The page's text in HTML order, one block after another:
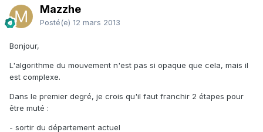
Mazzhe
Posté(e) 12 mars 2013
Bonjour,
L'algorithme du mouvement n'est pas si opaque que cela, mais il
est complexe.
Dans le premier degré, je crois qu'il faut franchir 2 étapes pour
être muté :
- sortir du département actuel